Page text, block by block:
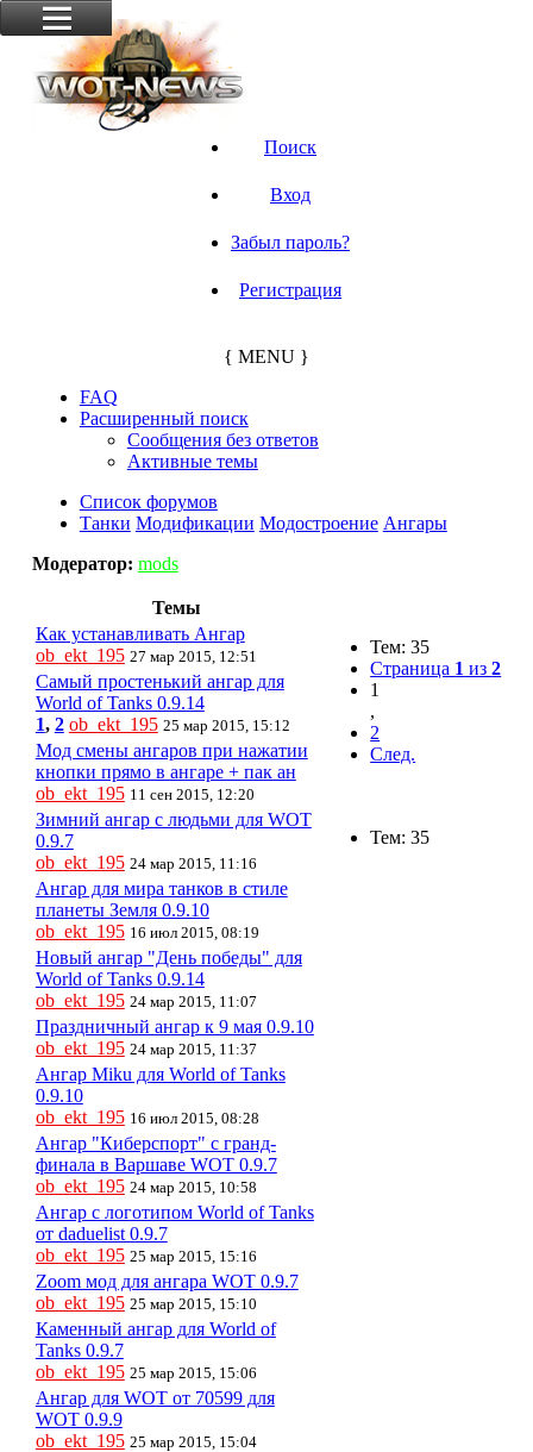
Поиск
Вход
Забыл пароль?
Регистрация
{ MENU }
FAQ
Расширенный поиск
Сообщения без ответов
Активные темы
Список форумов
Танки Модификации Модостроение Ангары
Модератор: mods
Тем: 35
Страница 1 из2
1
,
2
След.
Тем: 35
Темы
Как устанавливать Ангар
ob_ekt_195 27 мар 2015, 12:51
Самый простенький ангар для
World of Tanks 0.9.14
1, 2 ob_ekt_195 25 мар 2015, 15:12
Мод смены ангаров при нажатии
кнопки прямо в ангаре + пак ан
ob_ekt_195 11 сен 2015, 12:20
Зимний ангар с людьми для WOT
0.9.7
ob_ekt_195 24 мар 2015, 11:16
Ангар для мира танков в стиле
планеты Земля 0.9.10
ob_ekt_195 16 июл 2015, 08:19
Новый ангар "День победы" для
World of Tanks 0.9.14
ob_ekt_195 24 мар 2015, 11:07
Праздничный ангар к 9 мая 0.9.10
ob_ekt_195 24 мар 2015, 11:37
Ангар Miku для World of Tanks
0.9.10
ob_ekt_195 16 июл 2015, 08:28
Ангар "Киберспорт" с гранд-
финала в Варшаве WOT 0.9.7
ob_ekt_195 24 мар 2015, 10:58
Ангар с логотипом World of Tanks
от daduelist 0.9.7
ob_ekt_195 25 мар 2015, 15:16
Zoom мод для ангара WOT 0.9.7
ob_ekt_195 25 мар 2015, 15:10
Каменный ангар для World of
Tanks 0.9.7
ob_ekt_195 25 мар 2015, 15:06
Ангар для WOT от 70599 для
WOT 0.9.9
ob_ekt_195 25 мар 2015, 15:04